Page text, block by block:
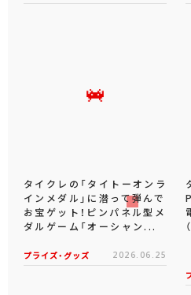
タイクレの「タイトーオンラ
インメダル」に潜って弾んで
お宝ゲット！ピンパネル型メ
ダルゲーム「オーシャン...
プライズ・グッズ 2026.06.25